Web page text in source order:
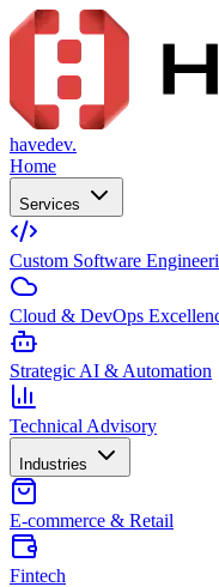
havedev.
Home
Services
Custom Software
Cloud & DevOps
Strategic AI & Automation
Technical Advisory
Industries
E-commerce & Retail
Fintech